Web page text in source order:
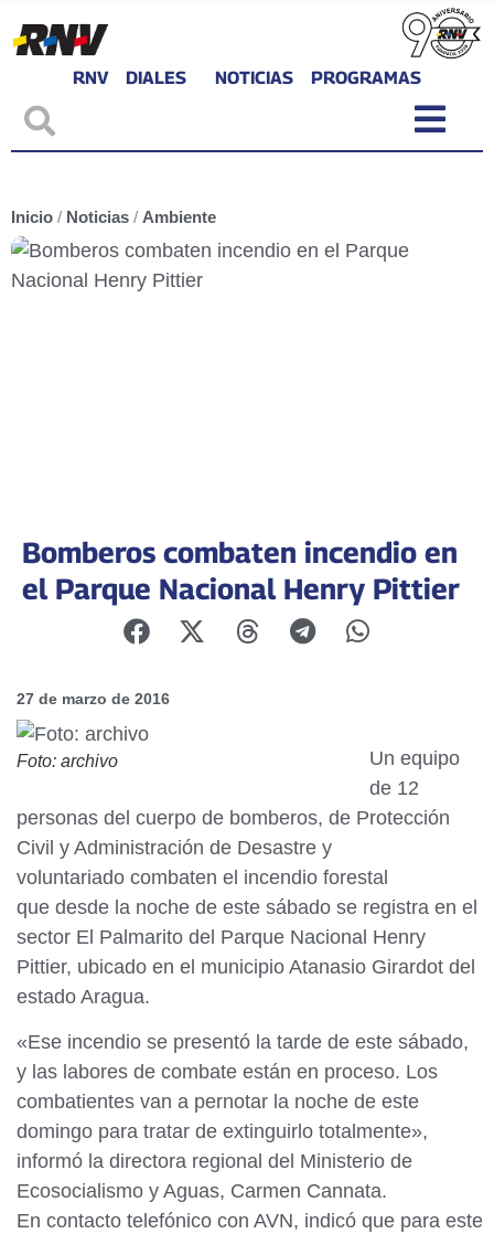
RNV DIALES NOTICIAS PROGRAMAS
Inicio / Noticias / Ambiente
Bomberos combaten incendio en
el Parque Nacional Henry Pittier
27 de marzo de 2016
Foto: archivo
Un equipo
de 12
personas del cuerpo de bomberos, de Protección
Civil y Administración de Desastre y
voluntariado combaten el incendio forestal
que desde la noche de este sábado se registra en el
sector El Palmarito del Parque Nacional Henry
Pittier, ubicado en el municipio Atanasio Girardot del
estado Aragua.
«Ese incendio se presentó la tarde de este sábado,
y las labores de combate están en proceso. Los
combatientes van a pernotar la noche de este
domingo para tratar de extinguirlo totalmente»,
informó la directora regional del Ministerio de
Ecosocialismo y Aguas, Carmen Cannata.
En contacto telefónico con AVN, indicó que para este